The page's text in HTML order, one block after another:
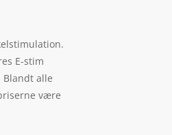
E-stim
Blandt alle
være